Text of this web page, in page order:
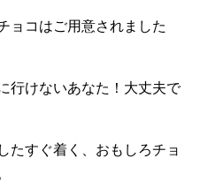
ョコはご用意されました
行けないあなた！大丈夫で
たすぐ着く、おもしろチョ